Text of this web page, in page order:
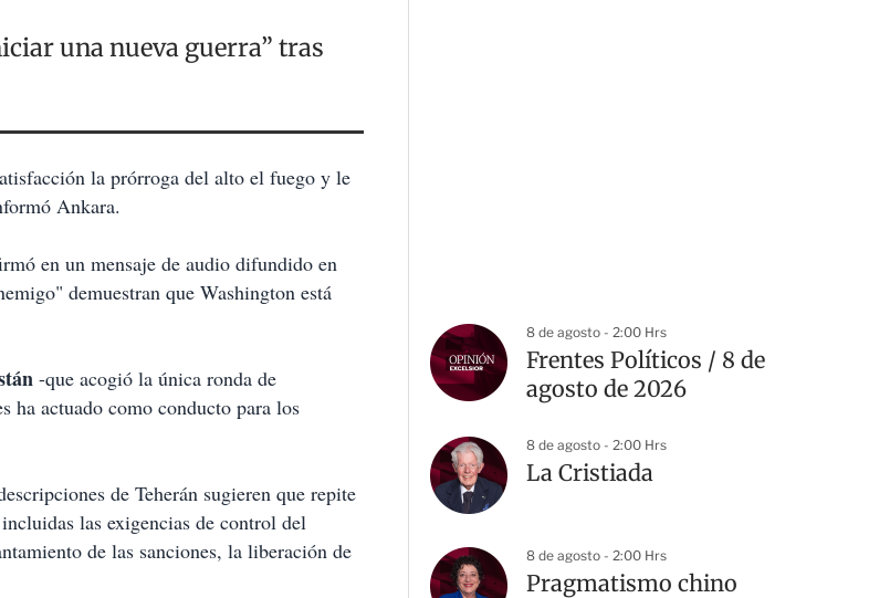
una nueva guerra” tras
la prórroga del alto el fuego y le
Ankara.
en un mensaje de audio difundido en
demuestran que Washington está
-que acogió la única ronda de
ha actuado como conducto para los
de Teherán sugieren que repite
las exigencias de control del
de las sanciones, la liberación de
8 de agosto - 2:00 Hrs
Frentes Políticos / 8 de
agosto de 2026
8 de agosto - 2:00 Hrs
La Cristiada
8 de agosto - 2:00 Hrs
Pragmatismo chino